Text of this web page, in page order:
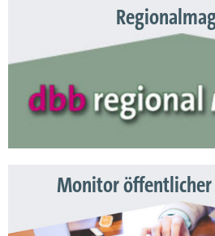
Monitor öffentlicher